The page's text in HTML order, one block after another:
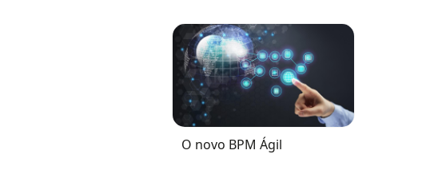
O novo BPM Ágil